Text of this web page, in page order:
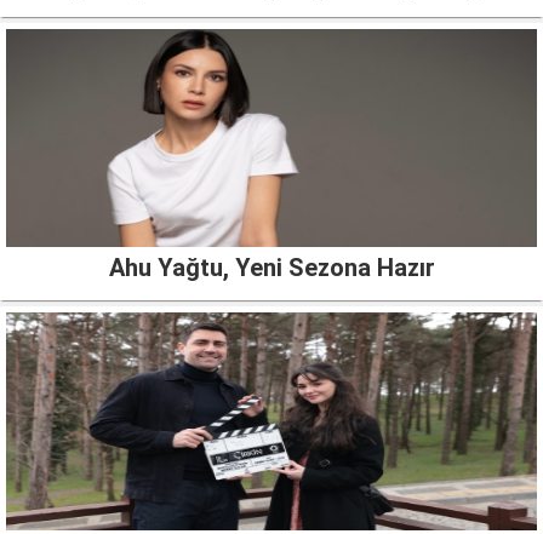
Ahu Yağtu, Yeni Sezona Hazır